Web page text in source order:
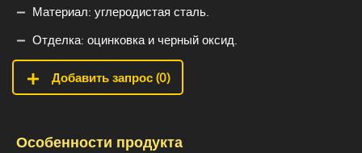
Материал: углеродистая сталь.
Отделка: оцинковка и черный оксид.
Добавить запрос (0)
Особенности продукта